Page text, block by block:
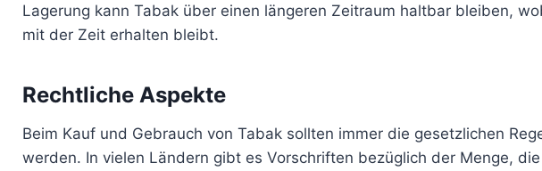
Lagerung kann Tabak über einen längeren Zeitraum haltbar bleiben,
mit der Zeit erhalten bleibt.
Rechtliche Aspekte
Beim Kauf und Gebrauch von Tabak sollten immer die gesetzlichen
werden. In vielen Ländern gibt es Vorschriften bezüglich der Menge,